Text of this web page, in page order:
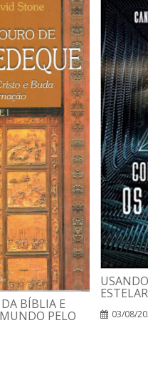
BÍBLIA E
PELO
ESTELAR
03/08/